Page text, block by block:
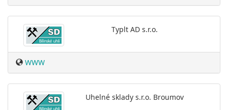
Typlt AD s.r.o.
WWW
Uhelné sklady s.r.o. Broumov